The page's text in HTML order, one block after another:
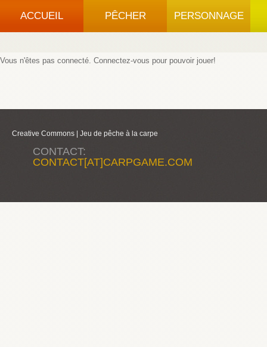
ACCUEIL PÊCHER PERSONNAGE
Vous n'êtes pas connecté.Connectez-vouspour pouvoir jouer!
Creative Commons | Jeu de pêche à la carpe
CONTACT:
CONTACT[AT]CARPGAME.COM